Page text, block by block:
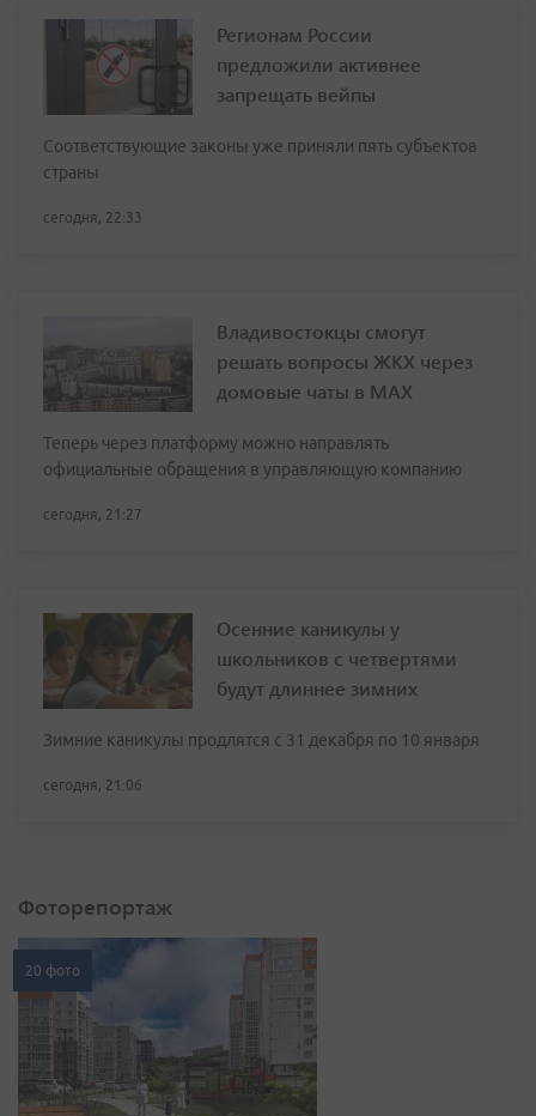
Регионам России
предложили активнее
запрещать вейпы
Соответствующие законы уже приняли пять субъектов
страны
сегодня, 22:33
Владивостокцы смогут
решать вопросы ЖКХ через
домовые чаты в МАХ
Теперь через платформу можно направлять
официальные обращения в управляющую компанию
сегодня, 21:27
Осенние каникулы у
школьников с четвертями
будут длиннее зимних
Зимние каникулы продлятся с 31 декабря по 10 января
сегодня, 21:06
Фоторепортаж
20 фото